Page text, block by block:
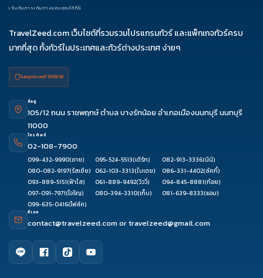
เริ่มต้นการเดินทางของคุณได้ที่นี่
TravelZeed.com เว็บไซต์ที่รวมรวมโปรแกรมทัวร์ และแพ็กเกจทัวร์ครบ
มากที่สุด ทั้งทัวร์ในประเทศและทัวร์ต่างประเทศ ง่ายๆ
ใบอนุญาต เลขที่ 11/08038
ที่อยู่
105/12 ถนน ราชพฤกษ์ ตำบล บางรักน้อย อำเภอเมืองนนทบุรี นนทบุรี
11000
โทรศัพท์
02-108-7900
099-432-9990(อาย) 095-524-5513(เติร์ก) 082-913-3336(นินิ)
080-082-9197(รัสเซีย) 062-103-3313(ใบเตย) 086-331-4402(ลัคกี้)
093-889-5151(ฟ้าใส) 061-889-9492(วิววี่) 094-845-8881(ก้อย)
097-091-7971(โจริญ) 080-394-3310(เก็บ) 081-639-8333(แอม)
099-635-0416(โฟล์ค)
อีเมล
contact@travelzeed.comortravelzeed@gmail.com